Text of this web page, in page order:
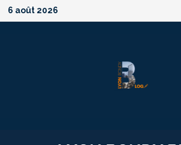
Passer
au
6 août 2026